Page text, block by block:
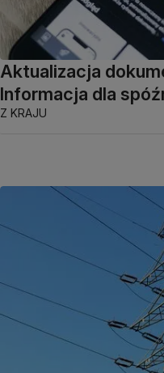
Aktualizacja
Informacja dla
Z KRAJU